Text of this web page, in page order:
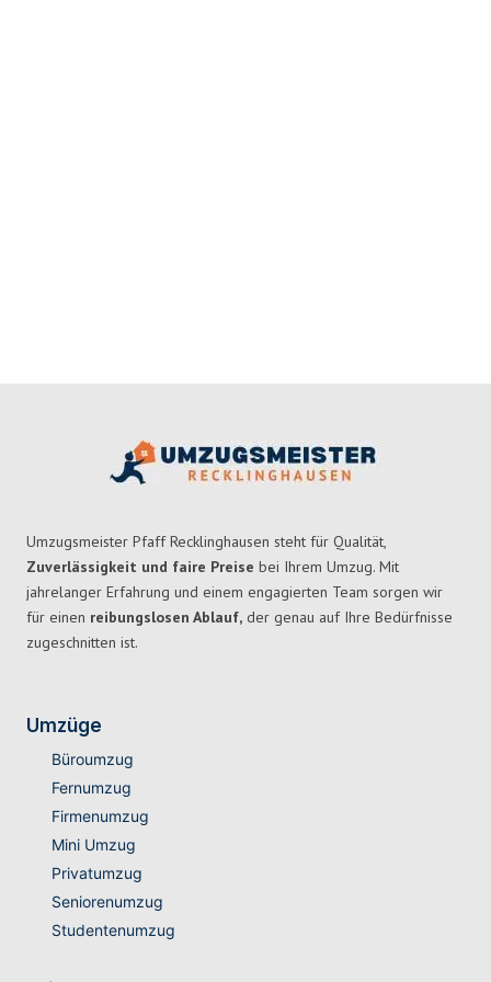
Umzugsmeister Pfaff Recklinghausen steht für Qualität,
Zuverlässigkeit und faire Preise bei Ihrem Umzug. Mit
jahrelanger Erfahrung und einem engagierten Team sorgen wir
für einen reibungslosen Ablauf, der genau auf Ihre Bedürfnisse
zugeschnitten ist.
Umzüge
Büroumzug
Fernumzug
Firmenumzug
Mini Umzug
Privatumzug
Seniorenumzug
Studentenumzug